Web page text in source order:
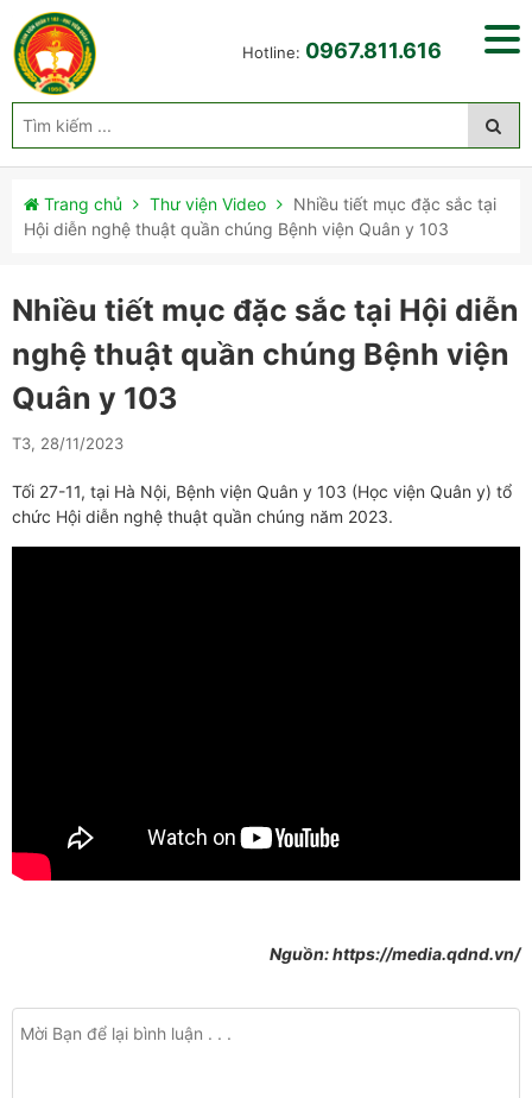
Hotline: 0967.811.616
Trang chủ Thư viện Video
Nhiều tiết mục đặc sắc tại
Hội diễn nghệ thuật quần chúng Bệnh viện Quân y 103
Nhiều tiết mục đặc sắc tại Hội diễn
nghệ thuật quần chúng Bệnh viện
Quân y 103
T3, 28/11/2023
Tối 27-11, tại Hà Nội, Bệnh viện Quân y 103 (Học viện Quân y) tổ
chức Hội diễn nghệ thuật quần chúng năm 2023.
Nguồn: https://media.qdnd.vn/